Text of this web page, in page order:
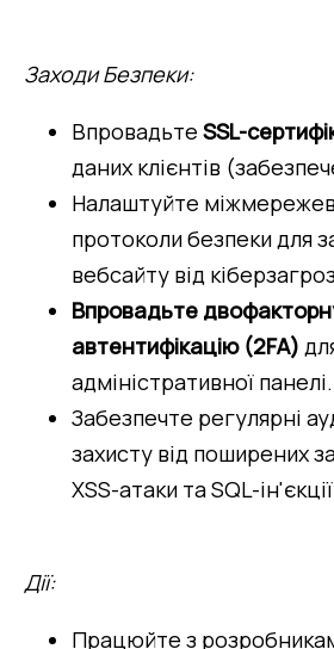
Заходи Безпеки:
Впровадьте SSL-
даних клієнтів
Налаштуйте
протоколи безпеки для
вебсайту від
Впровадьте
автентифікацію (2FA)
адміністративної панелі.
Забезпечте регулярні
захисту від поширених
XSS-атаки та SQL-
Дії:
Працюйте з